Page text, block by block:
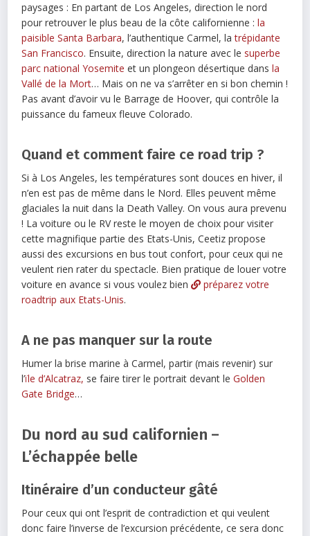
paysages : En partant de Los Angeles, direction le nord
pour retrouver le plus beau de la côte californienne :la
paisible Santa Barbara, l’authentique Carmel, latrépidante
San Francisco. Ensuite, direction la nature avec le superbe
parc national Yosemite et un plongeon désertique dansla
Vallé de la Mort… Mais on ne va s’arrêter en si bon chemin !
Pas avant d’avoir vu le Barrage de Hoover, qui contrôle la
puissance du fameux fleuve Colorado.
Quand et comment faire ce road trip ?
Si à Los Angeles, les températures sont douces en hiver, il
n’en est pas de même dans le Nord. Elles peuvent même
glaciales la nuit dans la Death Valley. On vous aura prevenu
! La voiture ou le RV reste le moyen de choix pour visiter
cette magnifique partie des Etats-Unis, Ceetiz propose
aussi des excursions en bus tout confort, pour ceux qui ne
veulent rien rater du spectacle. Bien pratique de louer votre
voiture en avance si vous voulez bien
préparez votre
roadtrip aux Etats-Unis.
A ne pas manquer sur la route
Humer la brise marine à Carmel, partir (mais revenir) sur
l’ïle d’Alcatraz, se faire tirer le portrait devant leGolden
Gate Bridge…
Du nord au sud californien –
L’échappée belle
Itinéraire d’un conducteur gâté
Pour ceux qui ont l’esprit de contradiction et qui veulent
donc faire l’inverse de l’excursion précédente, ce sera donc